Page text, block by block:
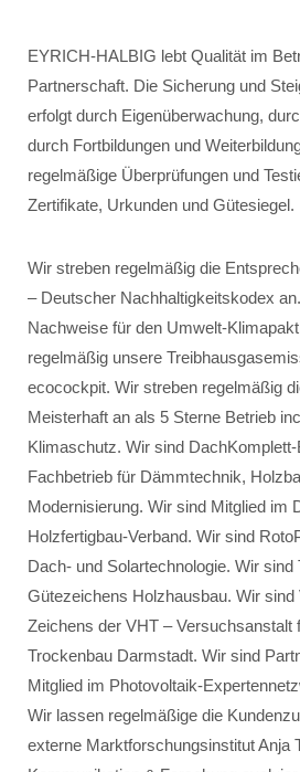
EYRICH-HALBIG lebt Qualität im
Partnerschaft. Die Sicherung und
erfolgt durch Eigenüberwachung,
durch Fortbildungen und
regelmäßige Überprüfungen und
Zertifikate, Urkunden und Gütesiegel.
Wir streben regelmäßig die
– Deutscher Nachhaltigkeitskodex
Nachweise für den Umwelt-
regelmäßig unsere
ecocockpit. Wir streben regelmäßig
Meisterhaft an als 5 Sterne Betrieb
Klimaschutz. Wir sind
Fachbetrieb für Dämmtechnik,
Modernisierung. Wir sind Mitglied im
Holzfertigbau-Verband. Wir sind
Dach- und Solartechnologie. Wir sind
Gütezeichens Holzhausbau. Wir sind
Zeichens der VHT – Versuchsanstalt
Trockenbau Darmstadt. Wir sind
Mitglied im Photovoltaik-
Wir lassen regelmäßige die
externe Marktforschungsinstitut Anja